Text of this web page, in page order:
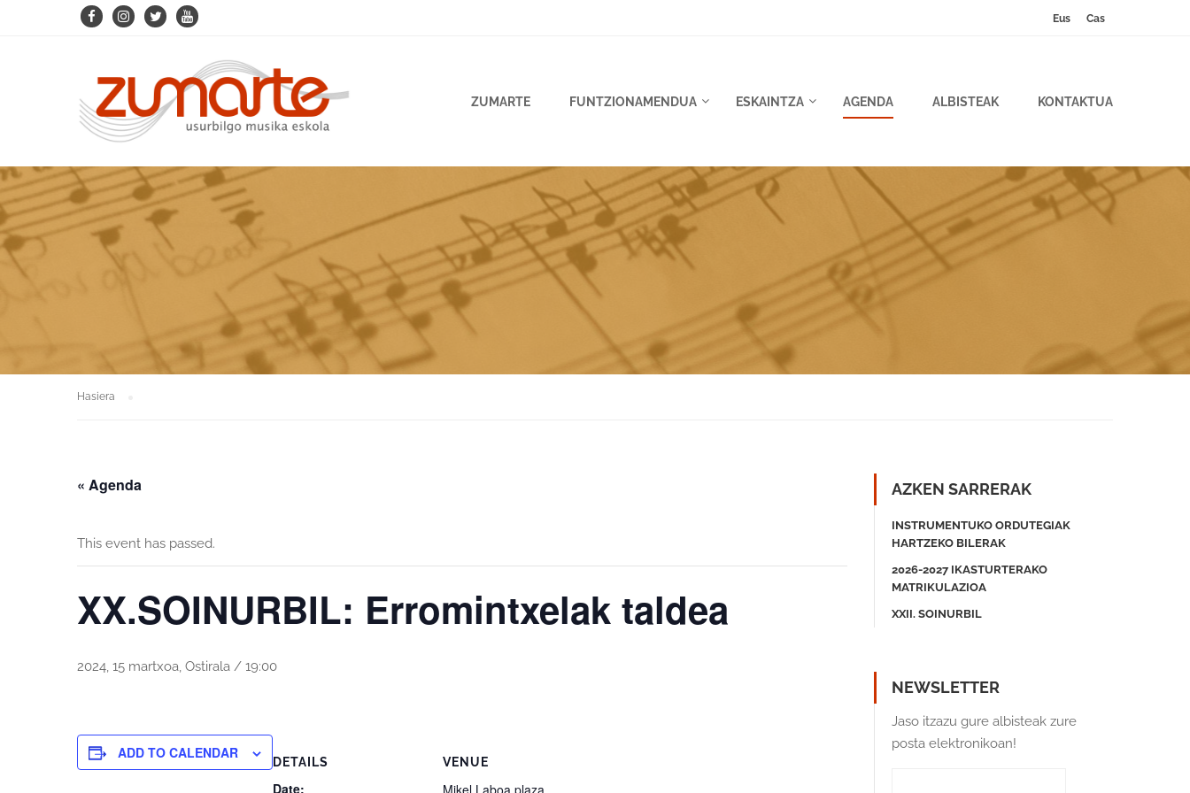
Eus Cas
ZUMARTE FUNTZIONAMENDUA ESKAINTZA AGENDA ALBISTEAK KONTAKTUA
Hasiera
« Agenda
This event has passed.
XX.SOINURBIL: Erromintxelak taldea
2024, 15 martxoa, Ostirala / 19:00
ADD TO CALENDAR
DETAILS
Date:
VENUE
Mikel Laboa plaza
AZKEN SARRERAK
INSTRUMENTUKO ORDUTEGIAK
HARTZEKO BILERAK
2026-2027 IKASTURTERAKO
MATRIKULAZIOA
XXII. SOINURBIL
NEWSLETTER
Jaso itzazu gure albisteak zure
posta elektronikoan!